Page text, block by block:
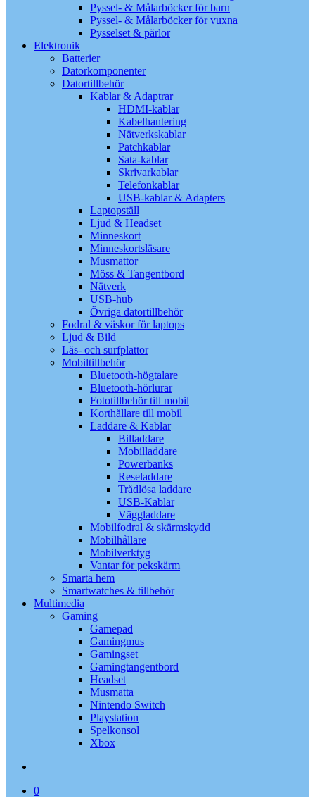
Pyssel- & Målarböcker för barn
Pyssel- & Målarböcker för vuxna
Pysselset & pärlor
Elektronik
Batterier
Datorkomponenter
Datortillbehör
Kablar & Adaptrar
HDMI-kablar
Kabelhantering
Nätverkskablar
Patchkablar
Sata-kablar
Skrivarkablar
Telefonkablar
USB-kablar & Adapters
Laptopställ
Ljud & Headset
Minneskort
Minneskortsläsare
Musmattor
Möss & Tangentbord
Nätverk
USB-hub
Övriga datortillbehör
Fodral & väskor för laptops
Ljud & Bild
Läs- och surfplattor
Mobiltillbehör
Bluetooth-högtalare
Bluetooth-hörlurar
Fototillbehör till mobil
Korthållare till mobil
Laddare & Kablar
Billaddare
Mobilladdare
Powerbanks
Reseladdare
Trådlösa laddare
USB-Kablar
Väggladdare
Mobilfodral & skärmskydd
Mobilhållare
Mobilverktyg
Vantar för pekskärm
Smarta hem
Smartwatches & tillbehör
Multimedia
Gaming
Gamepad
Gamingmus
Gamingset
Gamingtangentbord
Headset
Musmatta
Nintendo Switch
Playstation
Spelkonsol
Xbox
0